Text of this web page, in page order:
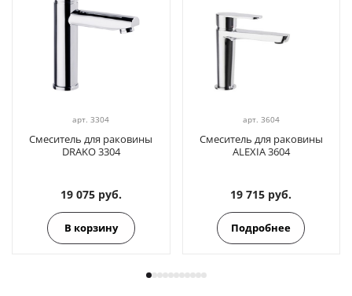
арт.3304
Смеситель для раковины
DRAKO 3304
19 075 руб.
В корзину
арт. 3604
Смеситель для раковины
ALEXIA 3604
19 715 руб.
Подробнее